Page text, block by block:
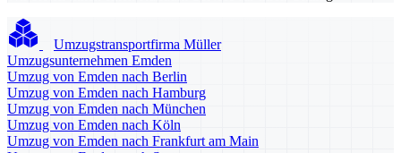
Umzugstransportfirma Müller
Umzugsunternehmen Emden
Umzug von Emden nach Berlin
Umzug von Emden nach Hamburg
Umzug von Emden nach München
Umzug von Emden nach Köln
Umzug von Emden nach Frankfurt am Main